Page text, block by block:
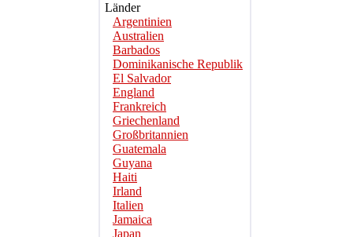
Länder
Argentinien
Australien
Barbados
Dominikanische Republik
El Salvador
England
Frankreich
Griechenland
Großbritannien
Guatemala
Guyana
Haiti
Irland
Italien
Jamaica
Japan